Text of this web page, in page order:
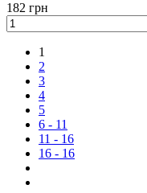
182 грн
1
2
3
4
5
6 - 11
11 - 16
16 - 16